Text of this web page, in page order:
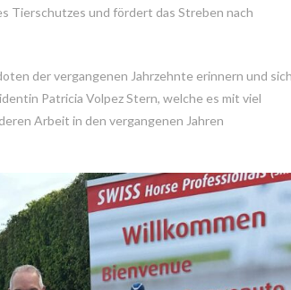
Tierschutzes und fördert das Streben nach
der vergangenen Jahrzehnte erinnern und
Patricia Volpez Stern, welche es mit viel
Arbeit in den vergangenen Jahren